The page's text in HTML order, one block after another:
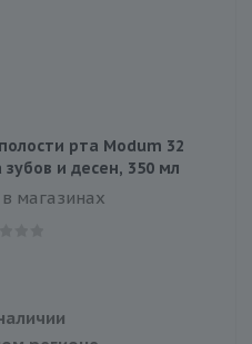
рта Modum 32
и десен, 350 мл
магазинах